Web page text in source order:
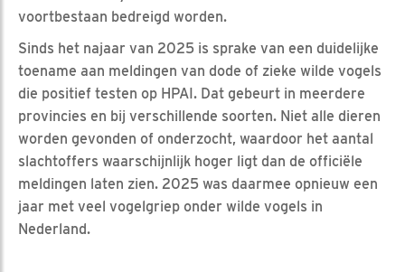
voortbestaan bedreigd worden.
Sinds het najaar van 2025 is sprake van een duidelijke
toename aan meldingen van dode of zieke wilde vogels
die positief testen op HPAI. Dat gebeurt in meerdere
provincies en bij verschillende soorten. Niet alle dieren
worden gevonden of onderzocht, waardoor het aantal
slachtoffers waarschijnlijk hoger ligt dan de officiële
meldingen laten zien. 2025 was daarmee opnieuw een
jaar met veel vogelgriep onder wilde vogels in
Nederland.